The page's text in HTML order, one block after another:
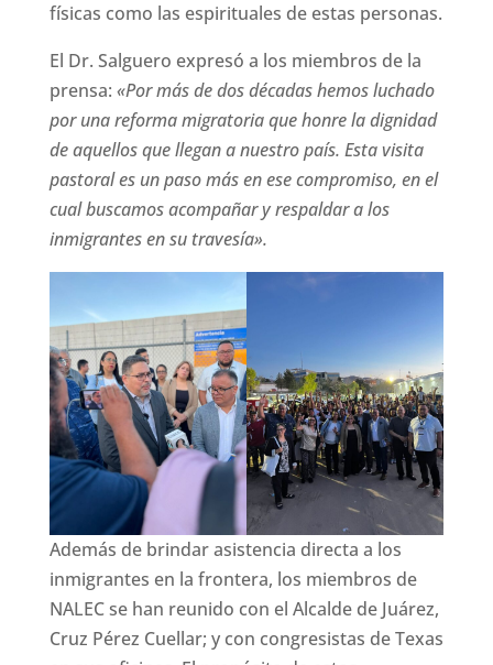
físicas como las espirituales de estas personas.
El Dr. Salguero expresó a los miembros de la
prensa: «Por más de dos décadas hemos luchado
por una reforma migratoria que honre la dignidad
de aquellos que llegan a nuestro país. Esta visita
pastoral es un paso más en ese compromiso, en el
cual buscamos acompañar y respaldar a los
inmigrantes en su travesía».
Además de brindar asistencia directa a los
inmigrantes en la frontera, los miembros de
NALEC se han reunido con el Alcalde de Juárez,
Cruz Pérez Cuellar; y con congresistas de Texas